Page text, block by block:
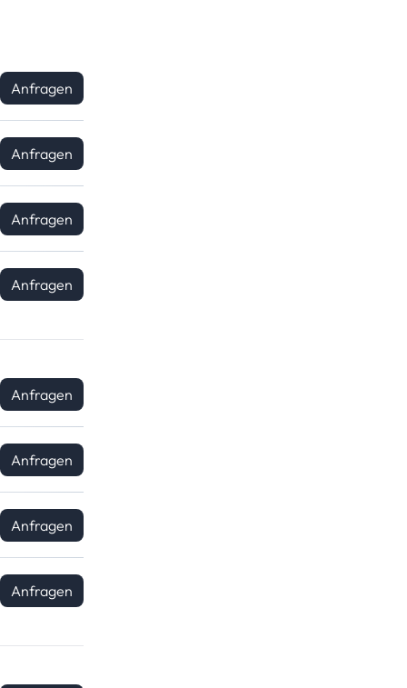
Anfragen
Anfragen
Anfragen
Anfragen
Anfragen
Anfragen
Anfragen
Anfragen